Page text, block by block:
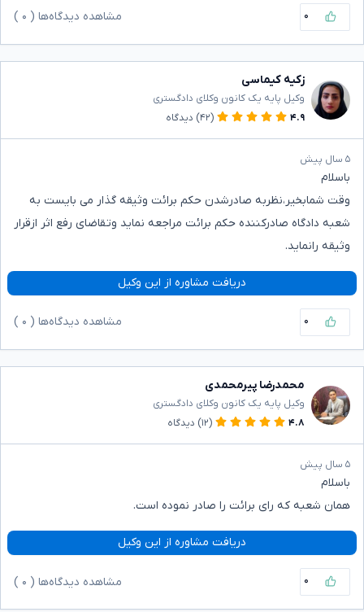
۰ مشاهده دیدگاه‌ها ( ۰
زکیه کیماسی
وکیل پایه یک کانون وکلای دادگستری
۴.۹
(۴۲) دیدگاه
۵ سال پیش
باسلام
وقت شمابخیر،نظربه صادرشدن حکم برائت وثیقه گذار می بایست به
شعبه دادگاه صادرکننده حکم برائت مراجعه نماید وتقاضای رفع اثر ازقرار
وثیقه رانماید.
دریافت مشاوره از این وکیل
۰ مشاهده دیدگاه‌ها ( ۰
محمدرضا پیرمحمدی
وکیل پایه یک کانون وکلای دادگستری
۴.۸
(۱۲) دیدگاه
۵ سال پیش
باسلام
همان شعبه که رای برائت را صادر نموده است.
دریافت مشاوره از این وکیل
۰ مشاهده دیدگاه‌ها ( ۰